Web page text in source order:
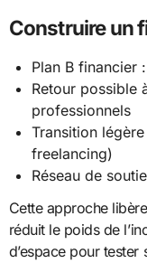
Construire un
Plan B financier
Retour possible
professionnels
Transition
freelancing)
Réseau de
Cette approche
réduit le poids de
d’espace pour